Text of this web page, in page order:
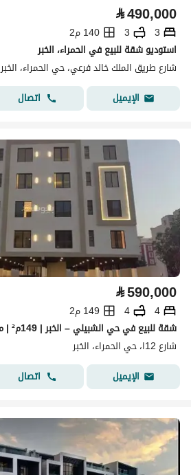
⃁490,000
3
3
140 م2
استوديو شقة للبيع في الحمراء، الخبر
شارع طريق الملك خالد فرعي، حي الحمراء، الخبر
الإيميل
اتصال
⃁590,000
4
4
149 م2
شقة للبيع في حي الشبيلي – الخبر | 149م² | مؤثثة وجاهزة للاستثمار
شارع 12ا، حي الحمراء، الخبر
الإيميل
اتصال